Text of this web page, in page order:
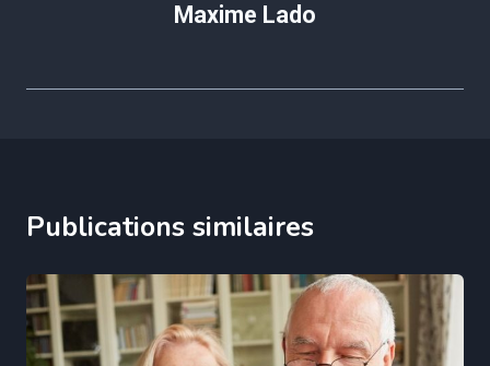
Maxime Lado
Publications similaires